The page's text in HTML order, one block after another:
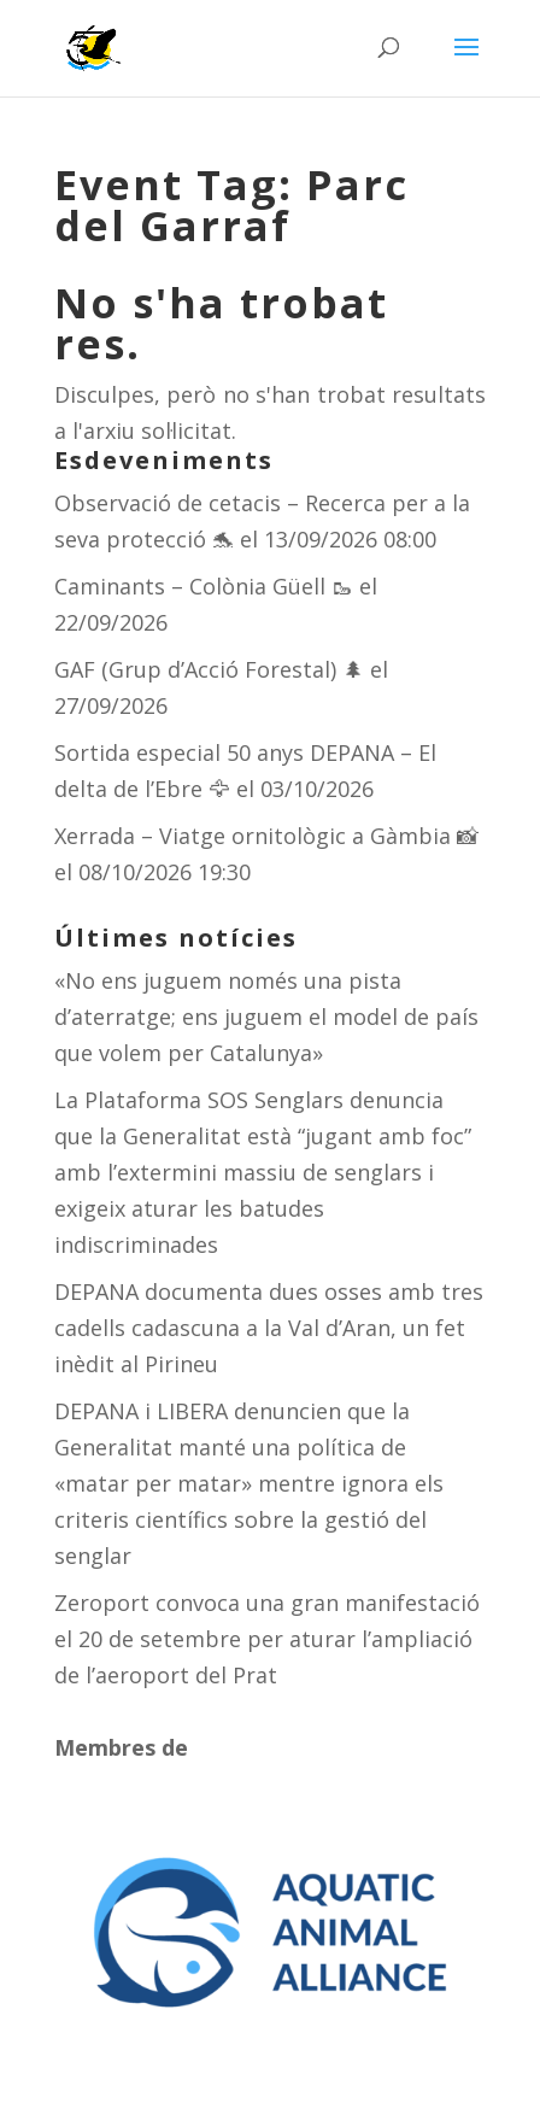
Event Tag: Parc
del Garraf
No s'ha trobat
res.
Disculpes, però no s'han trobat resultats
a l'arxiu sol·licitat.
Esdeveniments
Observació de cetacis – Recerca per a la
seva protecció 🐬 el 13/09/2026 08:00
Caminants – Colònia Güell 🥾 el
22/09/2026
GAF (Grup d’Acció Forestal) 🌲 el
27/09/2026
Sortida especial 50 anys DEPANA – El
delta de l’Ebre 🦅 el 03/10/2026
Xerrada – Viatge ornitològic a Gàmbia 📸
el 08/10/2026 19:30
Últimes notícies
«No ens juguem només una pista
d’aterratge; ens juguem el model de país
que volem per Catalunya»
La Plataforma SOS Senglars denuncia
que la Generalitat està “jugant amb foc”
amb l’extermini massiu de senglars i
exigeix aturar les batudes
indiscriminades
DEPANA documenta dues osses amb tres
cadells cadascuna a la Val d’Aran, un fet
inèdit al Pirineu
DEPANA i LIBERA denuncien que la
Generalitat manté una política de
«matar per matar» mentre ignora els
criteris científics sobre la gestió del
senglar
Zeroport convoca una gran manifestació
el 20 de setembre per aturar l’ampliació
de l’aeroport del Prat
Membres de